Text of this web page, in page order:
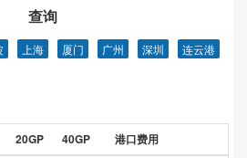
查询
上海 厦门 广州 深圳 连云港
20GP 40GP 港口费用